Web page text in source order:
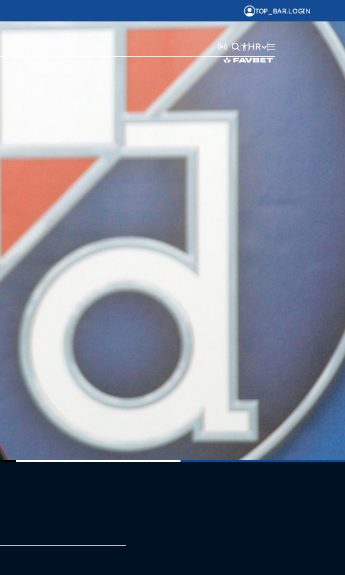
TOP_BAR.LOGIN
HR